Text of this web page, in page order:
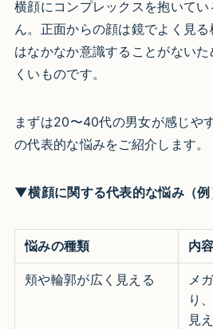
横顔にコンプレックスを抱いて
ん。正面からの顔は鏡でよく見
はなかなか意識することがない
くいものです。
まずは20〜40代の男女が感じや
の代表的な悩みをご紹介します。
▼横顔に関する代表的な悩み（例
悩みの種類 内
頬や輪郭が広く見える
メ
り
見